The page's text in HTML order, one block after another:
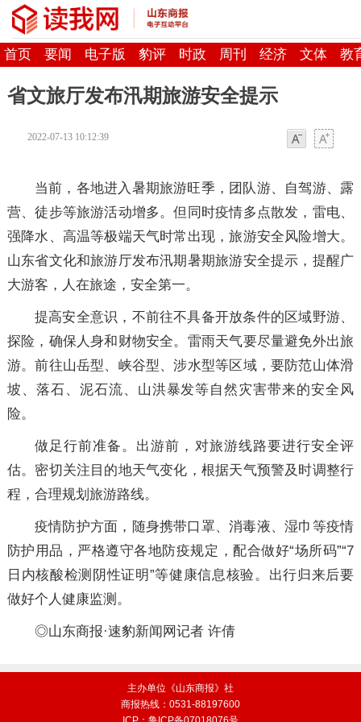
首页 要闻 电子版 豹评 时政 周刊 经济 文体 教
省文旅厅发布汛期旅游安全提示
2022-07-13 10:12:39
当前，各地进入暑期旅游旺季，团队游、自驾游、露
营、徒步等旅游活动增多。但同时疫情多点散发，雷电、
强降水、高温等极端天气时常出现，旅游安全风险增大。
山东省文化和旅游厅发布汛期暑期旅游安全提示，提醒广
大游客，人在旅途，安全第一。
提高安全意识，不前往不具备开放条件的区域野游、
探险，确保人身和财物安全。雷雨天气要尽量避免外出旅
游。前往山岳型、峡谷型、涉水型等区域，要防范山体滑
坡、落石、泥石流、山洪暴发等自然灾害带来的安全风
险。
做足行前准备。出游前，对旅游线路要进行安全评
估。密切关注目的地天气变化，根据天气预警及时调整行
程，合理规划旅游路线。
疫情防护方面，随身携带口罩、消毒液、湿巾等疫情
防护用品，严格遵守各地防疫规定，配合做好“场所码”“7
日内核酸检测阴性证明”等健康信息核验。出行归来后要
做好个人健康监测。
◎山东商报·速豹新闻网记者 许倩
主办单位《山东商报》社
商报热线：0531-88197600